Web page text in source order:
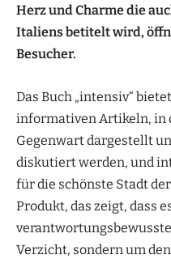
Herz und Charme die
Italiens betitelt wird,
Besucher.
Das Buch „intensiv“
informativen Artikeln, in
Gegenwart dargestellt
diskutiert werden, und
für die schönste Stadt
Produkt, das zeigt, dass
Verzicht, sondern um